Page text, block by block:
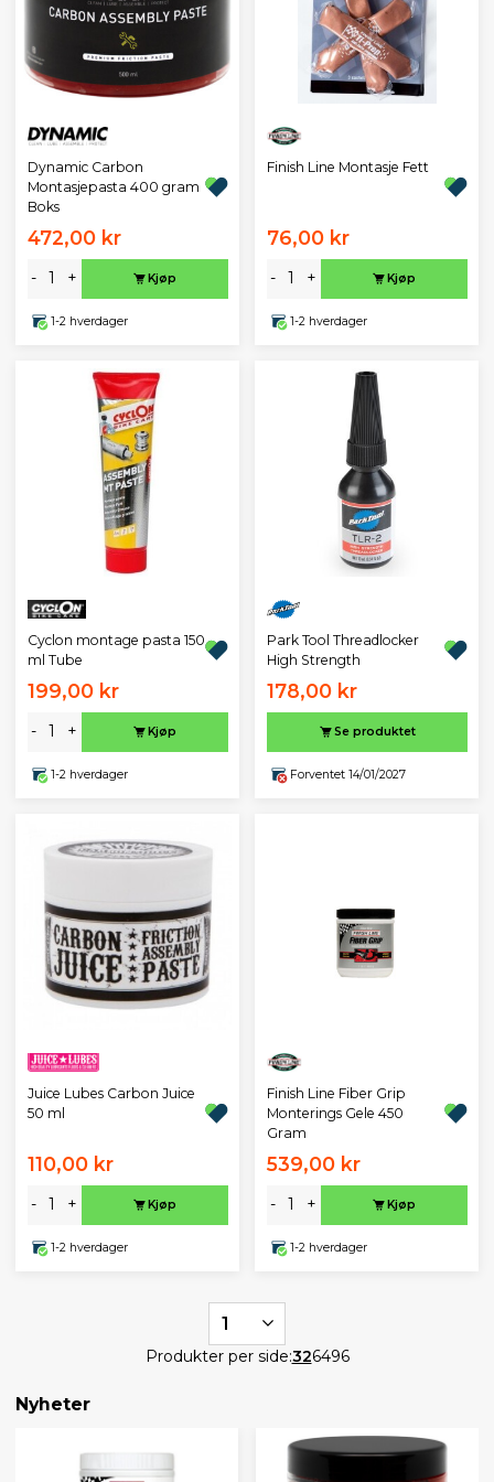
Dynamic Carbon
Montasjepasta 400 gram
Boks
472,00 kr
- + Kjøp
1-2 hverdager
Finish Line Montasje Fett
76,00 kr
- + Kjøp
1-2 hverdager
Cyclon montage pasta 150
ml Tube
199,00 kr
- + Kjøp
1-2 hverdager
Park Tool Threadlocker
High Strength
178,00 kr
Se produktet
Forventet 14/01/2027
Juice Lubes Carbon Juice
50 ml
110,00 kr
- + Kjøp
1-2 hverdager
Finish Line Fiber Grip
Monterings Gele 450
Gram
539,00 kr
- + Kjøp
1-2 hverdager
1
Produkter per side:326496
Nyheter